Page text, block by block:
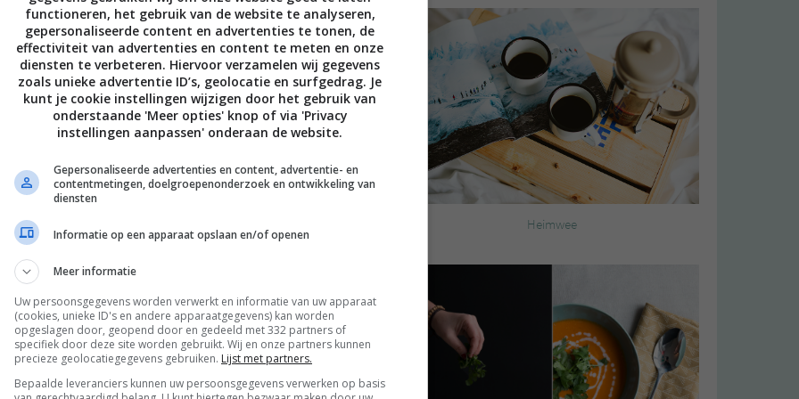
| NEXT PAGE »
Heimwee
functioneren, het gebruik van de website te analyseren,
gepersonaliseerde content en advertenties te tonen, de
effectiviteit van advertenties en content te meten en onze
diensten te verbeteren. Hiervoor verzamelen wij gegevens
zoals unieke advertentie ID’s, geolocatie en surfgedrag. Je
kunt je cookie instellingen wijzigen door het gebruik van
onderstaande 'Meer opties' knop of via 'Privacy
instellingen aanpassen' onderaan de website.
Gepersonaliseerde advertenties en content, advertentie- en
contentmetingen, doelgroepenonderzoek en ontwikkeling van
diensten
Informatie op een apparaat opslaan en/of openen
Meer informatie
Uw persoonsgegevens worden verwerkt en informatie van uw apparaat
(cookies, unieke ID's en andere apparaatgegevens) kan worden
opgeslagen door, geopend door en gedeeld met 332 partners of
specifiek door deze site worden gebruikt. Wij en onze partners kunnen
precieze geolocatiegegevens gebruiken. Lijst met partners.
Bepaalde leveranciers kunnen uw persoonsgegevens verwerken op basis